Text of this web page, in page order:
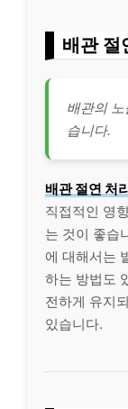
배관 절
배관의
습니다.
배관 절연 처
직접적인 영
는 것이 좋습
에 대해서는
하는 방법도
전하게 유지
있습니다.